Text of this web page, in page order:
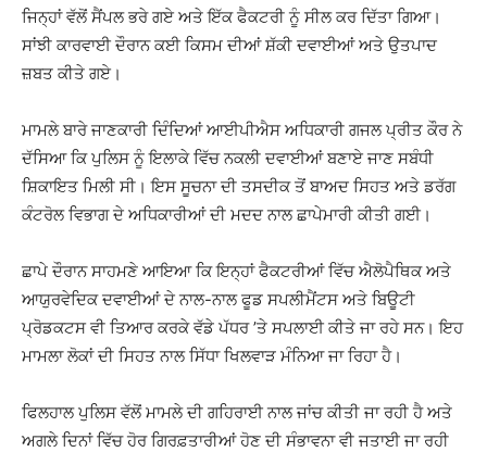
ਜਿਨ੍ਹਾਂ ਵੱਲੋਂ ਸੈਂਪਲ ਭਰੇ ਗਏ ਅਤੇ ਇੱਕ ਫੈਕਟਰੀ ਨੂੰ ਸੀਲ ਕਰ ਦਿੱਤਾ ਗਿਆ।
ਸਾਂਝੀ ਕਾਰਵਾਈ ਦੌਰਾਨ ਕਈ ਕਿਸਮ ਦੀਆਂ ਸ਼ੱਕੀ ਦਵਾਈਆਂ ਅਤੇ ਉਤਪਾਦ
ਜ਼ਬਤ ਕੀਤੇ ਗਏ।
ਮਾਮਲੇ ਬਾਰੇ ਜਾਣਕਾਰੀ ਦਿੰਦਿਆਂ ਆਈਪੀਐਸ ਅਧਿਕਾਰੀ ਗਜਲ ਪ੍ਰੀਤ ਕੌਰ ਨੇ
ਦੱਸਿਆ ਕਿ ਪੁਲਿਸ ਨੂੰ ਇਲਾਕੇ ਵਿੱਚ ਨਕਲੀ ਦਵਾਈਆਂ ਬਣਾਏ ਜਾਣ ਸਬੰਧੀ
ਸ਼ਿਕਾਇਤ ਮਿਲੀ ਸੀ। ਇਸ ਸੂਚਨਾ ਦੀ ਤਸਦੀਕ ਤੋਂ ਬਾਅਦ ਸਿਹਤ ਅਤੇ ਡਰੱਗ
ਕੰਟਰੋਲ ਵਿਭਾਗ ਦੇ ਅਧਿਕਾਰੀਆਂ ਦੀ ਮਦਦ ਨਾਲ ਛਾਪੇਮਾਰੀ ਕੀਤੀ ਗਈ।
ਛਾਪੇ ਦੌਰਾਨ ਸਾਹਮਣੇ ਆਇਆ ਕਿ ਇਨ੍ਹਾਂ ਫੈਕਟਰੀਆਂ ਵਿੱਚ ਐਲੋਪੈਥਿਕ ਅਤੇ
ਆਯੁਰਵੇਦਿਕ ਦਵਾਈਆਂ ਦੇ ਨਾਲ-ਨਾਲ ਫੂਡ ਸਪਲੀਮੈਂਟਸ ਅਤੇ ਬਿਊਟੀ
ਪ੍ਰੋਡਕਟਸ ਵੀ ਤਿਆਰ ਕਰਕੇ ਵੱਡੇ ਪੱਧਰ ’ਤੇ ਸਪਲਾਈ ਕੀਤੇ ਜਾ ਰਹੇ ਸਨ। ਇਹ
ਮਾਮਲਾ ਲੋਕਾਂ ਦੀ ਸਿਹਤ ਨਾਲ ਸਿੱਧਾ ਖਿਲਵਾੜ ਮੰਨਿਆ ਜਾ ਰਿਹਾ ਹੈ।
ਫਿਲਹਾਲ ਪੁਲਿਸ ਵੱਲੋਂ ਮਾਮਲੇ ਦੀ ਗਹਿਰਾਈ ਨਾਲ ਜਾਂਚ ਕੀਤੀ ਜਾ ਰਹੀ ਹੈ ਅਤੇ
ਅਗਲੇ ਦਿਨਾਂ ਵਿੱਚ ਹੋਰ ਗਿਰਫ਼ਤਾਰੀਆਂ ਹੋਣ ਦੀ ਸੰਭਾਵਨਾ ਵੀ ਜਤਾਈ ਜਾ ਰਹੀ